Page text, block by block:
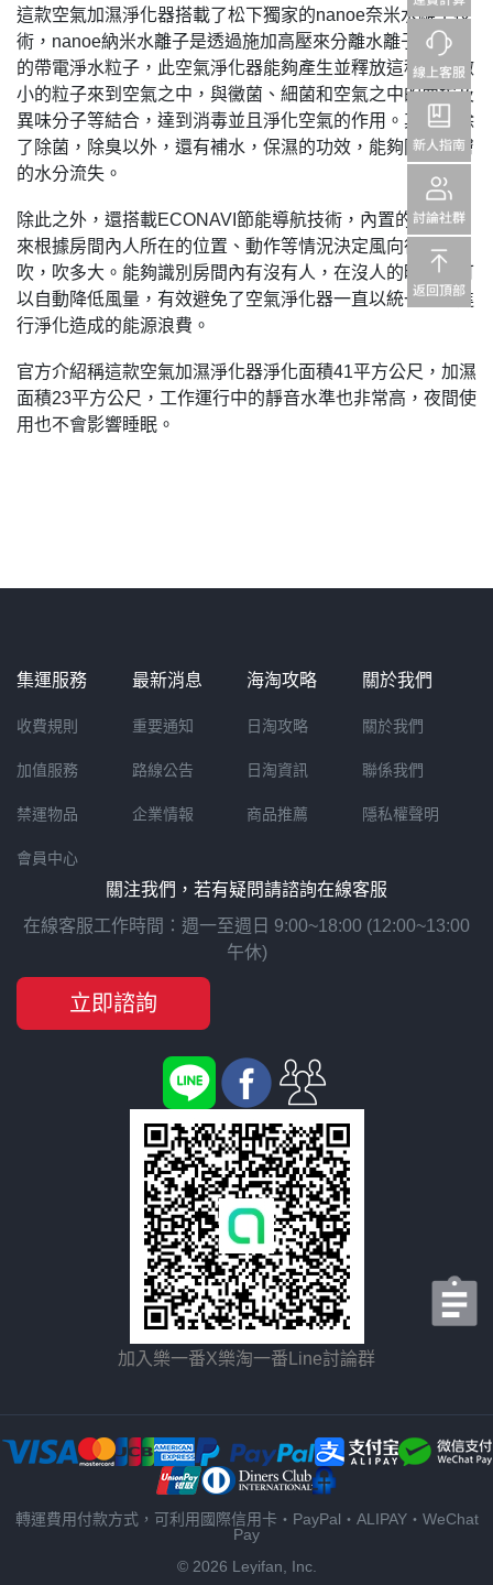
這款空氣加濕淨化器搭載了松下獨家的nanoe奈米水離子技
術， nanoe納米水離子是透過施加高壓來分離水離子而產生
的帶電淨水粒子，此空氣淨化器能夠產生並釋放這種極其微
小的粒子來到空氣之中，與黴菌、細菌和空氣之中的塵埃及
異味分子等結合，達到消毒並且淨化空氣的作用。其功效除
了除菌，除臭以外，還有補水，保濕的功效，能夠防止肌膚
的水分流失。
除此之外，還搭載ECONAVI 節能導航技術，內置的感應器
來根據房間內人所在的位置、動作等情況決定風向往哪裡
吹，吹多大。能夠識別房間內有沒有人，在沒人的時候還可
以自動降低風量，有效避免了空氣淨化器一直以統一風速進
行淨化造成的能源浪費。
官方介紹稱這款空氣加濕淨化器淨化面積41平方公尺，加濕
面積23平方公尺，工作運行中的靜音水準也非常高，夜間使
用也不會影響睡眠。
集運服務
收費規則
加值服務
禁運物品
會員中心
最新消息
重要通知
路線公告
企業情報
海淘攻略
日淘攻略
日淘資訊
商品推薦
關於我們
關於我們
聯係我們
隱私權聲明
關注我們，若有疑問請諮詢在線客服
在線客服工作時間：週一至週日 9:00~18:00 (12:00~13:00
午休)
立即諮詢
加入樂一番X樂淘一番Line討論群
轉運費用付款方式，可利用國際信用卡・PayPal・ALIPAY・WeChat
Pay
© 2026 Leyifan, Inc.